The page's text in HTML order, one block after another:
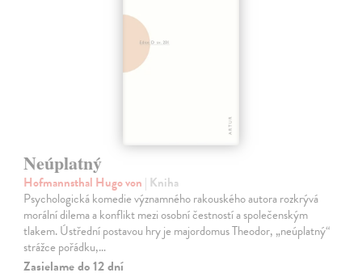
Neúplatný
Hofmannsthal Hugo von | Kniha
Psychologická komedie významného rakouského autora rozkrývá
morální dilema a konflikt mezi osobní čestností a společenským
tlakem. Ústřední postavou hry je majordomus Theodor, „neúplatný“
strážce pořádku,…
Zasielame do 12 dní